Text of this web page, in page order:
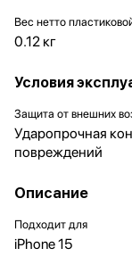
Вес нетто
0.12 кг
Условия
Защита от внешних
Ударопрочная
повреждений
Описание
Подходит для
iPhone 15